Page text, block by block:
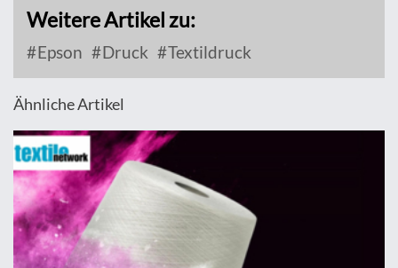
Weitere Artikel zu:
Epson Druck Textildruck
Ähnliche Artikel